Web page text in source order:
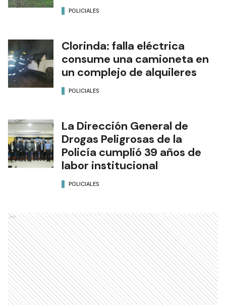
POLICIALES
Clorinda: falla eléctrica
consume una camioneta en
un complejo de alquileres
POLICIALES
La Dirección General de
Drogas Peligrosas de la
Policía cumplió 39 años de
labor institucional
POLICIALES
Ads